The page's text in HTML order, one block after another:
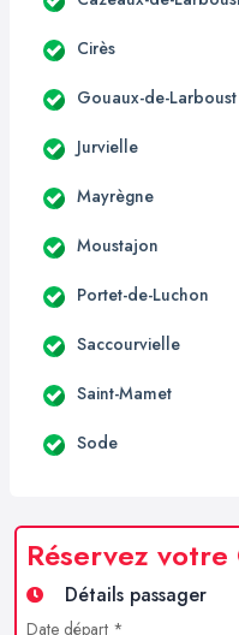
Cirès
Gouaux-de-Larboust
Jurvielle
Mayrègne
Moustajon
Portet-de-Luchon
Saccourvielle
Saint-Mamet
Sode
Réservez
Détails passager
Date départ *